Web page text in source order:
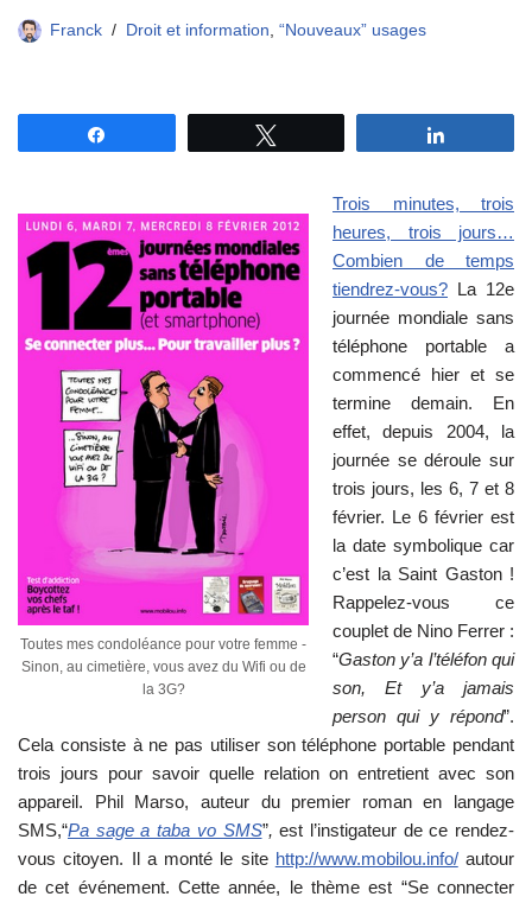
Franck Droit et information, “Nouveaux” usages
Toutes mes condoléance pour votre femme -
Sinon, au cimetière, vous avez du Wifi ou de
la 3G?
Trois minutes, trois
heures, trois jours…
Combien de temps
tiendrez-vous? La 12e
journée mondiale sans
téléphone portable a
commencé hier et se
termine demain. En
effet, depuis 2004, la
journée se déroule sur
trois jours, les 6, 7 et 8
février. Le 6 février est
la date symbolique car
c’est la Saint Gaston !
Rappelez-vous ce
couplet de Nino Ferrer :
“Gaston y’a l’téléfon qui
son, Et y’a jamais
person qui y répond”.
Cela consiste à ne pas utiliser son téléphone portable pendant
trois jours pour savoir quelle relation on entretient avec son
appareil. Phil Marso, auteur du premier roman en langage
SMS,“Pa sage a taba vo SMS”, est l’instigateur de ce rendez-
vous citoyen. Il a monté le site http://www.mobilou.info/autour
de cet événement. Cette année, le thème est “Se connecter